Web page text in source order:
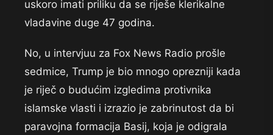
uskoro imati priliku da se riješe klerikalne
vladavine duge 47 godina.
No, u intervjuu za Fox News Radio prošle
sedmice, Trump je bio mnogo oprezniji kada
je riječ o budućim izgledima protivnika
islamske vlasti i izrazio je zabrinutost da bi
paravojna formacija Basij, koja je odigrala